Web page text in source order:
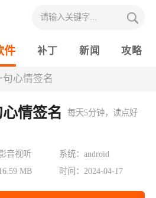
件 补丁 新闻 攻略
句心情签名
情签名 每天5分钟，读点好
音视听
系统：android
MB
时间：2024-04-17